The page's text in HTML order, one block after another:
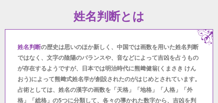
姓名判断とは
姓名判断の歴史は思いのほか新しく、中国では画数を用いた姓名判断
ではなく、文字の陰陽のバランスや、音などによって吉凶を占うもの
が存在するようですが、日本では明治時代に熊﨑健翁(くまさき けん
おう)によって熊﨑式姓名学が創設されたのがはじめとされています。
占術としては、姓名の漢字の画数を「天格」「地格」「人格」「外
格」「総格」の5つに分類して、各々の導かれた数字から、吉凶を判